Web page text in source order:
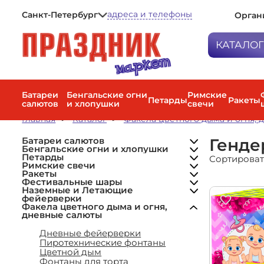
Санкт-Петербург
Мурманск
Санкт-Петербург
адреса и телефоны
КАТАЛОГ
Петарды
Римские
Ракеты
Факела
дневные
Батареи
салютов
Бенгальские огни
и хлопушки
ПетардыРимские
свечи
Ракеты
Главная
Каталог Факела цветного дыма и огня,
Батареи салютов
Малые салюты
Большие салюты
Высотные (Крупнокалиберные)
Фонтан + фейерверк
Комбинированные
(разнокалиберные)
Бенгальские огни и хлопушки
Хлопушки
Петарды
Петарды
Римские свечи
Римские свечи большие
Римские свечи средние
Ракеты
Мини-ракеты (до 20 м)
Средние ракеты (20–40 м)
Наборы ракет
Фестивальные шары
Наземные и Летающие
фейерверки
Наземные фейерверки
Летающие фейерверки
Факела цветного дыма и огня,
дневные салюты
Дневные фейерверки
Пиротехнические фонтаны
Цветной дым
Фонтаны для торта